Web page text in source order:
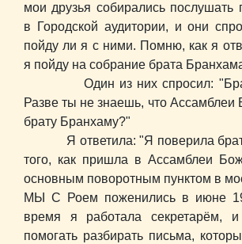
мои друзья собирались послушать
в Городской аудитории, и они
пойду ли я с ними. Помню, как я
я пойду на собрание брата
Один из них спросил:
Разве ты не знаешь, что Ассамблеи
брату Бранхаму?"
Я ответила: "Я поверила
того, как пришла в Ассамблеи
основным поворотным пунктом в
МЫ С Роем поженились в июне
время я работала секретарём, и
помогать разбирать письма,